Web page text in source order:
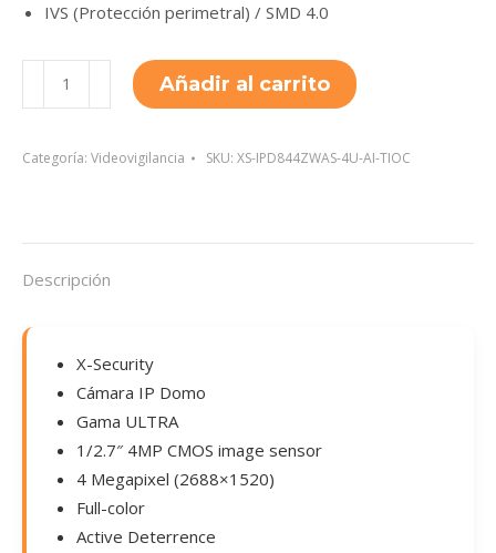
IVS (Protección perimetral) / SMD 4.0
IPD844ZWAS-
AI-
Añadir al carrito
Categoría: Videovigilancia SKU: XS-IPD844ZWAS-4U-AI-TIOC
Descripción
X-Security
Cámara IP Domo
Gama ULTRA
1/2.7″ 4MP CMOS image sensor
4 Megapixel (2688×1520)
Full-color
Active Deterrence